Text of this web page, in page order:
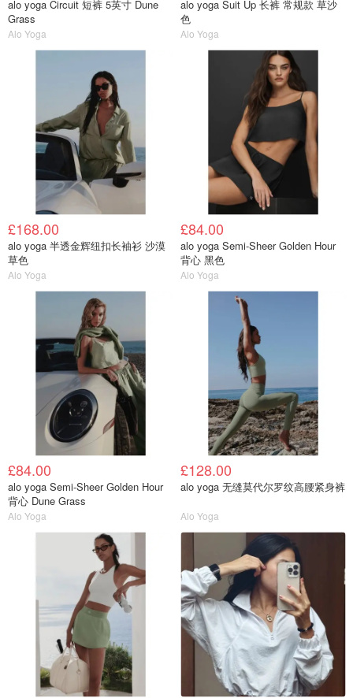
alo yoga Circuit 短裤 5英寸 Dune
Grass
Alo Yoga
alo yoga Suit Up 长裤 常规款 草沙
色
Alo Yoga
£168.00
alo yoga 半透金辉纽扣长袖衫 沙漠
草色
Alo Yoga
£84.00
alo yoga Semi-Sheer Golden Hour
背心 黑色
Alo Yoga
£84.00
alo yoga Semi-Sheer Golden Hour
背心 Dune Grass
Alo Yoga
£128.00
alo yoga 无缝莫代尔罗纹高腰紧身裤
Alo Yoga